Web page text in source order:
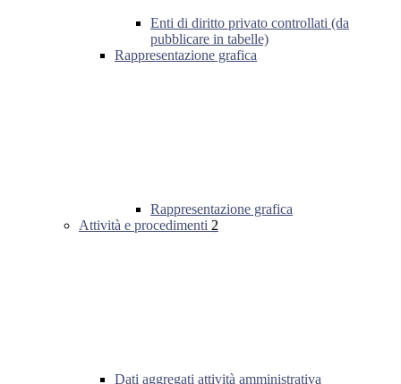
Enti di diritto privato controllati (da
pubblicare in tabelle)
Rappresentazione grafica
Rappresentazione grafica
Attività e procedimenti 2
Dati aggregati attività amministrativa